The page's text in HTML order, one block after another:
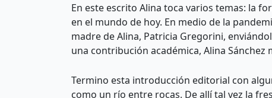
En este escrito Alina toca varios temas: la
en el mundo de hoy. En medio de la
madre de Alina, Patricia Gregorini,
una contribución académica, Alina
Termino esta introducción editorial con
como un río entre rocas. De allí tal vez la